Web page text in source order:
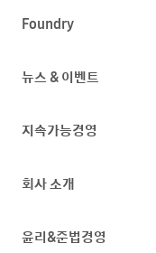
Foundry
뉴스 & 이벤트
지속가능경영
회사 소개
윤리&준법경영